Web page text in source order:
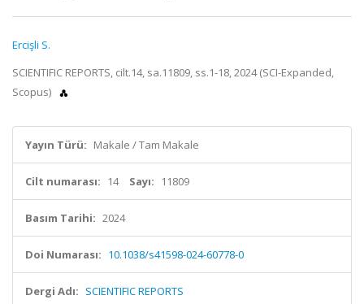
Ercişli S.
SCIENTIFIC REPORTS, cilt.14, sa.11809, ss.1-18, 2024 (SCI-Expanded,
Scopus)
Yayın Türü: Makale / Tam Makale
Cilt numarası: 14 Sayı: 11809
Basım Tarihi: 2024
Doi Numarası: 10.1038/s41598-024-60778-0
Dergi Adı: SCIENTIFIC REPORTS